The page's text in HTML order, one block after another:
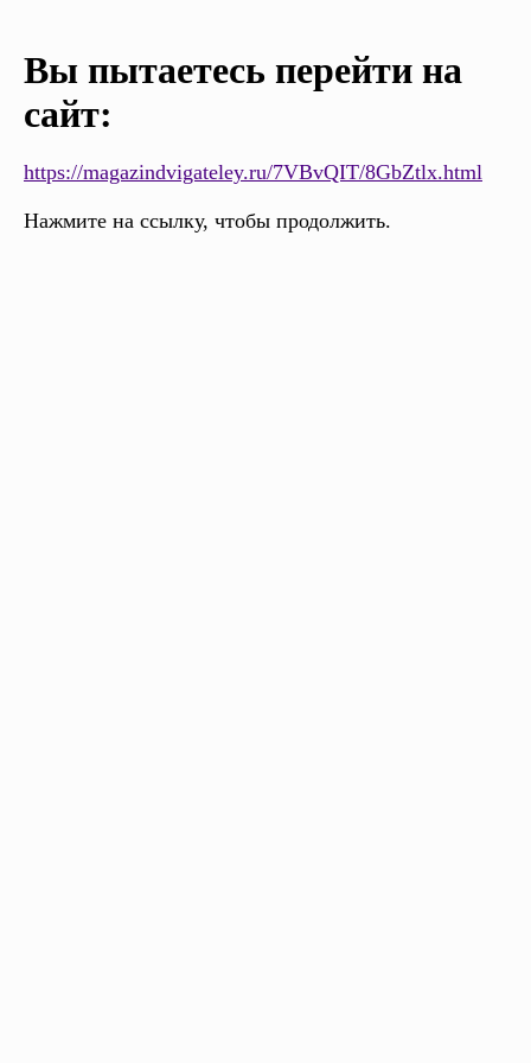
Вы пытаетесь перейти на
сайт:
https://magazindvigateley.ru/7VBvQIT/8GbZtlx.html
Нажмите на ссылку, чтобы продолжить.